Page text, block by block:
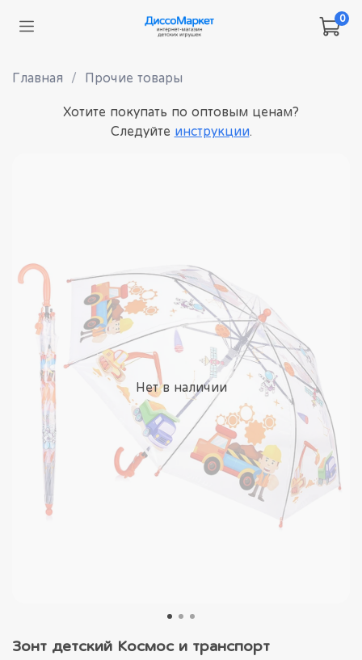
0
Главная Прочие товары
Хотите покупать по оптовым ценам?
Следуйте инструкции.
Нет в наличии
Зонт детский Космос и транспорт